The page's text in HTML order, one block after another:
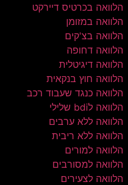
הלוואה בכרטיס דיירקט
הלוואה במזומן
הלוואה בצ'קים
הלוואה דחופה
הלוואה דיגיטלית
הלוואה חוץ בנקאית
הלוואה כנגד שעבוד רכב
הלוואה לbdi שלילי
הלוואה ללא ערבים
הלוואה ללא ריבית
הלוואה למורים
הלוואה למסורבים
הלוואה לצעירים